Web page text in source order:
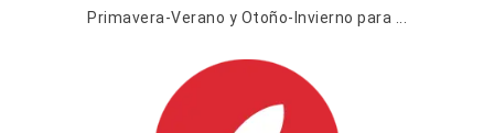
Primavera-Verano y Otoño-Invierno para ...